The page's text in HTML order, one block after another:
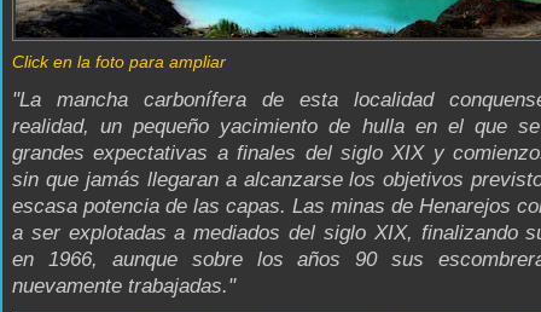
Click en la foto para ampliar
"La mancha carbonífera de esta localidad
realidad, un pequeño yacimiento de hulla en el que
grandes expectativas a finales del siglo XIX y
sin que jamás llegaran a alcanzarse los objetivos
escasa potencia de las capas. Las minas de Henarejos
a ser explotadas a mediados del siglo XIX, finalizando
en 1966, aunque sobre los años 90 sus
nuevamente trabajadas."